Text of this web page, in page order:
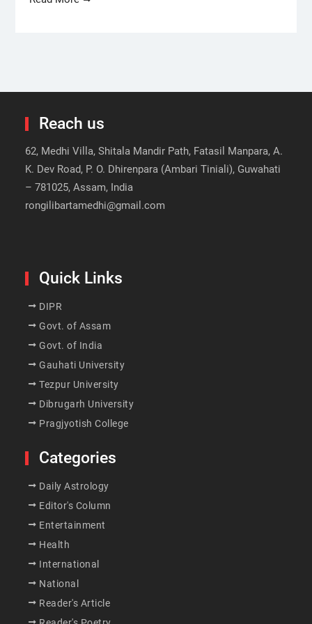
Reach us
62, Medhi Villa, Shitala Mandir Path, Fatasil Manpara, A.
K. Dev Road, P. O. Dhirenpara (Ambari Tiniali), Guwahati
– 781025, Assam, India
rongilibartamedhi@gmail.com
Quick Links
DIPR
Govt. of Assam
Govt. of India
Gauhati University
Tezpur University
Dibrugarh University
Pragjyotish College
Categories
Daily Astrology
Editor's Column
Entertainment
Health
International
National
Reader's Article